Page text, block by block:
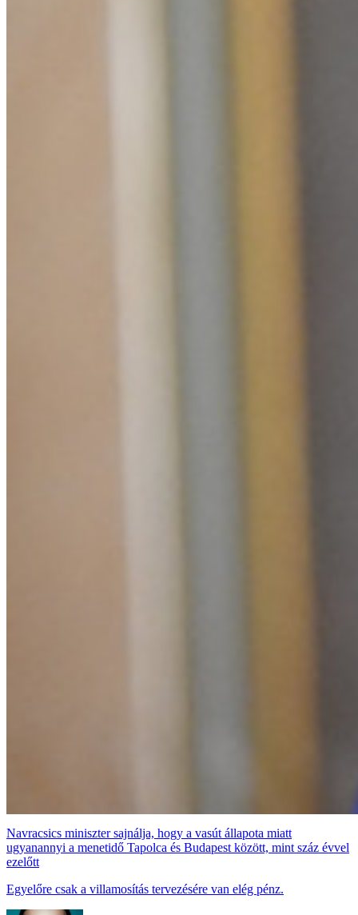
Navracsics miniszter sajnálja, hogy a vasút állapota miatt
ugyanannyi a menetidő Tapolca és Budapest között, mint száz évvel
ezelőtt
Egyelőre csak a villamosítás tervezésére van elég pénz.